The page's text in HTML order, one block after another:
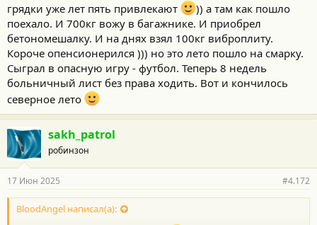
грядки уже лет пять привлекают
)) а там как пошло
поехало. И 700кг вожу в багажнике. И приобрел
бетономешалку. И на днях взял 100кг виброплиту.
Короче опенсионерился ))) но это лето пошло на смарку.
Сыграл в опасную игру - футбол. Теперь 8 недель
больничный лист без права ходить. Вот и кончилось
северное лето
sakh_patrol
робинзон
17 Июн 2025 #4.172
BloodAngel написал(а):